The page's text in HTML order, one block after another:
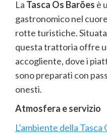
La Tasca Os Barões è
gastronomico nel
rotte turistiche.
questa trattoria offre
accogliente, dove i
sono preparati con
onesti.
Atmosfera e servizio
L’ambiente della Tasca